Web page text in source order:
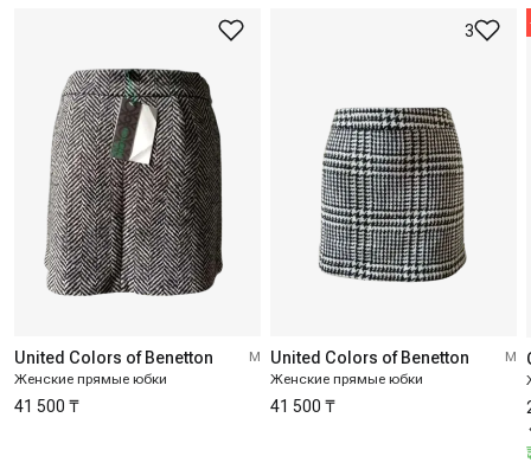
United Colors of Benetton
Женские прямые юбки
M
41 500 ₸
3
United Colors of Benetton
Женские прямые юбки
M
41 500 ₸